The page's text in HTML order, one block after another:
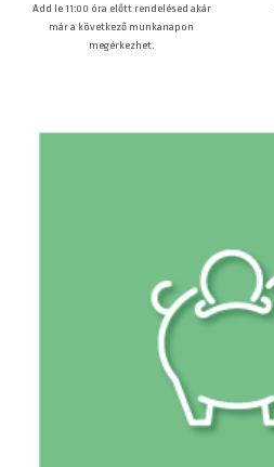
Add le 11:00 óra előtt rendelésed akár
már a következő munkanapon
megérkezhet.